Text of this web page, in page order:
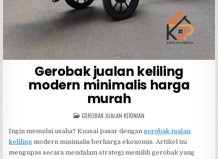
Gerobak jualan keliling
modern minimalis harga
murah
POSTED
IN
GEROBAK JUALAN KEKINIAN
Ingin memulai usaha? Kuasai pasar dengan gerobak jualan
keliling modern minimalis berharga ekonomis. Artikel ini
mengupas secara mendalam strategi memilih gerobak yang